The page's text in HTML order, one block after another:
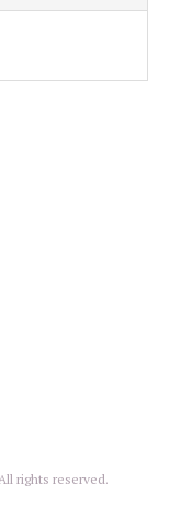
rights reserved.